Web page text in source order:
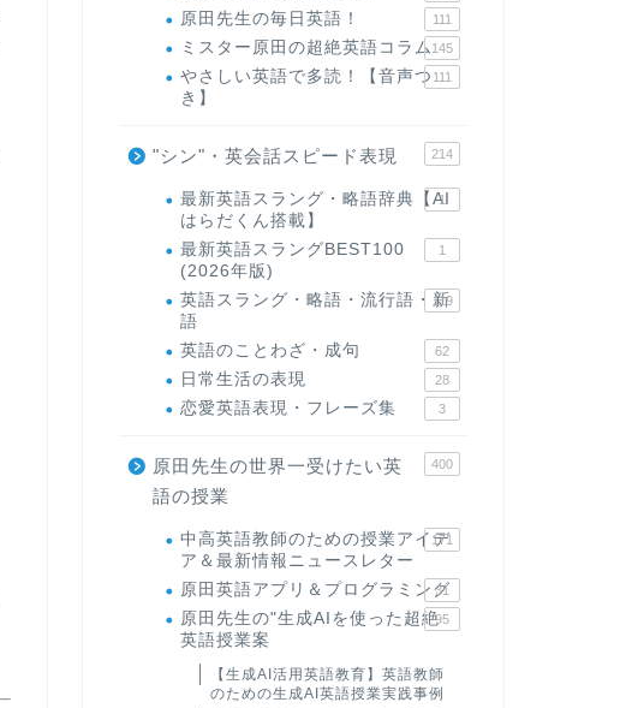
原田先生の毎日英語！ 111
ミスター原田の超絶英語コラム145
やさしい英語で多読！【音声つ
き】
111
"シン"・英会話スピード表現 214
最新英語スラング・略語辞典【AI
はらだくん搭載】
1
最新英語スラングBEST100
(2026年版)
1
英語スラング・略語・流行語・新
語
119
英語のことわざ・成句 62
日常生活の表現 28
恋愛英語表現・フレーズ集 3
原田先生の世界一受けたい英
語の授業
400
中高英語教師のための授業アイデ
ア＆最新情報ニュースレター
171
原田英語アプリ＆プログラミング
31
原田先生の"生成AIを使った超絶
英語授業案
95
【生成AI活用英語教育】英語教師
のための生成AI英語授業実践事例